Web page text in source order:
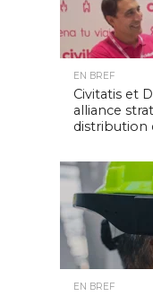
EN BREF
Civitatis et
alliance
distribution
EN BREF